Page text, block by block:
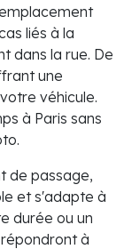
liés à la
dans la rue. De
une
véhicule.
à Paris sans
de passage,
et s'adapte à
durée ou un
à